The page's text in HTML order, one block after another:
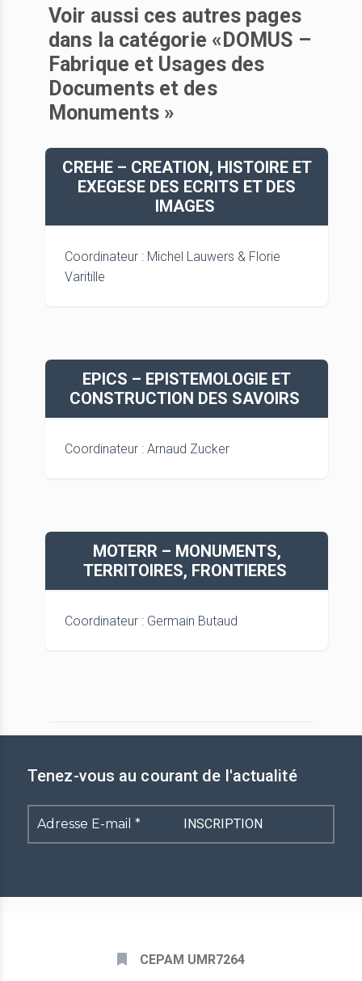
Voir aussi ces autres pages
dans la catégorie «DOMUS –
Fabrique et Usages des
Documents et des
Monuments »
CREHE – CREATION, HISTOIRE ET
EXEGESE DES ECRITS ET DES
IMAGES
Coordinateur : Michel Lauwers & Florie
Varitille
EPICS – EPISTEMOLOGIE ET
CONSTRUCTION DES SAVOIRS
Coordinateur : Arnaud Zucker
MOTERR – MONUMENTS,
TERRITOIRES, FRONTIERES
Coordinateur : Germain Butaud
Tenez-vous au courant de l'actualité
Adresse
E-
CEPAM UMR7264